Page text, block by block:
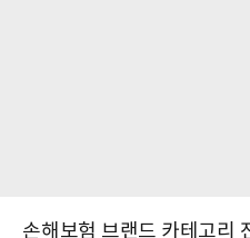
손해보험 브랜드 카테고리